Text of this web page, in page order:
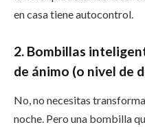
en casa tiene autocontrol.
2. Bombillas
de ánimo (o nivel de
No, no necesitas
noche. Pero una bombilla